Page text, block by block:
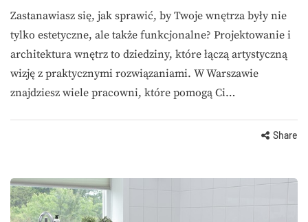
Zastanawiasz się, jak sprawić, by Twoje wnętrza były nie
tylko estetyczne, ale także funkcjonalne? Projektowanie i
architektura wnętrz to dziedziny, które łączą artystyczną
wizję z praktycznymi rozwiązaniami. W Warszawie
znajdziesz wiele pracowni, które pomogą Ci…
Share